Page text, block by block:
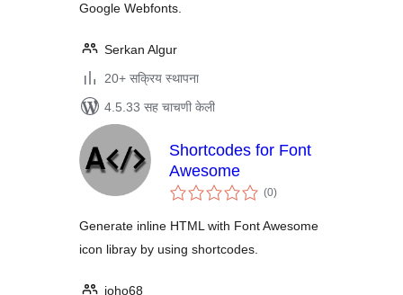
Google Webfonts.
Serkan Algur
20+ सक्रिय स्थापना
4.5.33 सह चाचणी केली
Shortcodes for Font
Awesome
(0एकूण
मूल्यांकन
)
Generate inline HTML with Font Awesome
icon libray by using shortcodes.
joho68